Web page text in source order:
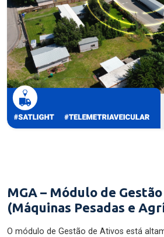
MGA – Módulo de
(Máquinas Pesadas e
O módulo de Gestão de Ativos está